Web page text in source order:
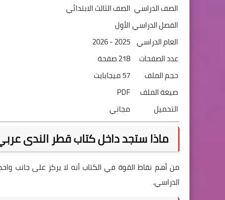
الصف الدراسي الصف الثالث الابتدائي
الفصل الدراسيالأول
العام الدراسي 2025 - 2026
عدد الصفحات
218 صفحة
حجم الملف
57 ميجابايت
صيغة الملف
PDF
التحميل
مجاني
ماذا ستجد داخل كتاب قطر الندى عربي
من أهم نقاط القوة في الكتاب أنه لا يركز على جانب
الدراسي.